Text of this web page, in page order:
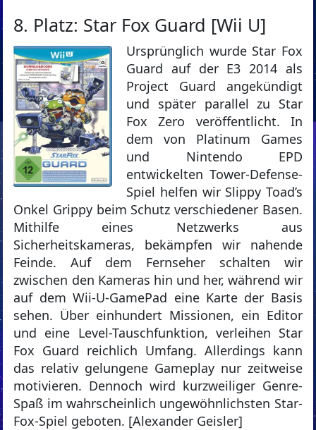
8. Platz: Star Fox Guard [Wii U]
Ursprünglich wurde Star Fox
Guard auf der E3 2014 als
Project Guard angekündigt
und später parallel zu Star
Fox Zero veröffentlicht. In
dem von Platinum Games
und Nintendo EPD
entwickelten Tower-Defense-
Spiel helfen wir Slippy Toad’s
Onkel Grippy beim Schutz verschiedener Basen.
Mithilfe eines Netzwerks aus
Sicherheitskameras, bekämpfen wir nahende
Feinde. Auf dem Fernseher schalten wir
zwischen den Kameras hin und her, während wir
auf dem Wii-U-GamePad eine Karte der Basis
sehen. Über einhundert Missionen, ein Editor
und eine Level-Tauschfunktion, verleihen Star
Fox Guard reichlich Umfang. Allerdings kann
das relativ gelungene Gameplay nur zeitweise
motivieren. Dennoch wird kurzweiliger Genre-
Spaß im wahrscheinlich ungewöhnlichsten Star-
Fox-Spiel geboten. [Alexander Geisler]